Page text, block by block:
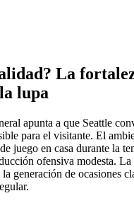
La
lupa
apunta a que Seattle
para el visitante. El
juego en casa durante la
ofensiva modesta. La
generación de ocasiones